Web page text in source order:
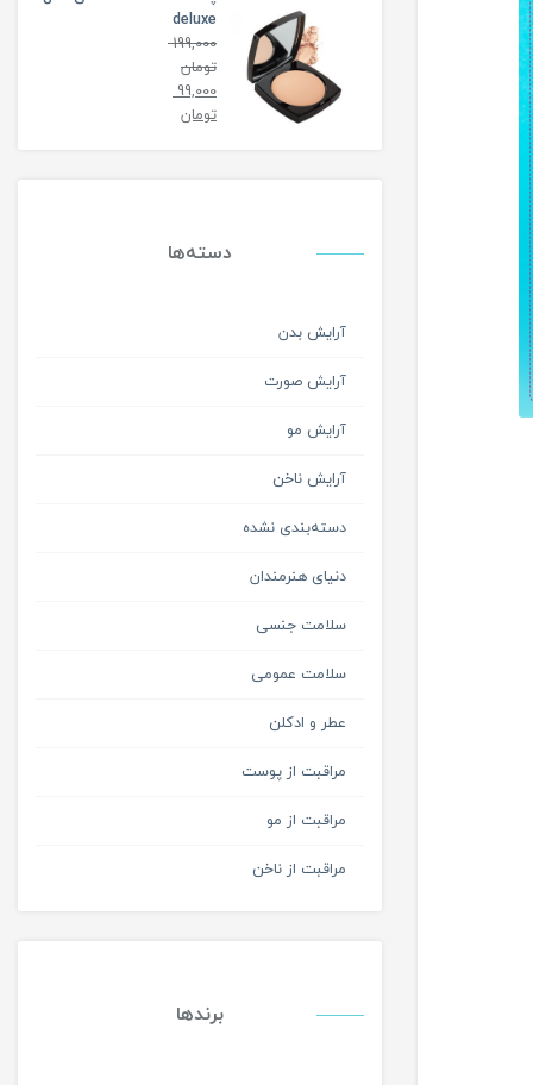
deluxe
199,000
تومان
99,000
تومان
دسته‌ها
آرایش بدن
آرایش صورت
آرایش مو
آرایش ناخن
دسته‌بندی نشده
دنیای هنرمندان
سلامت جنسی
سلامت عمومی
عطر و ادکلن
مراقبت از پوست
مراقبت از مو
مراقبت از ناخن
برندها